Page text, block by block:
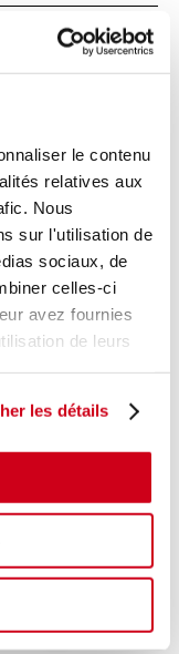
le contenu
relatives aux
Nous
sur l'utilisation de
sociaux, de
celles-ci
avez fournies
de leurs
les détails
15,00 € TTC